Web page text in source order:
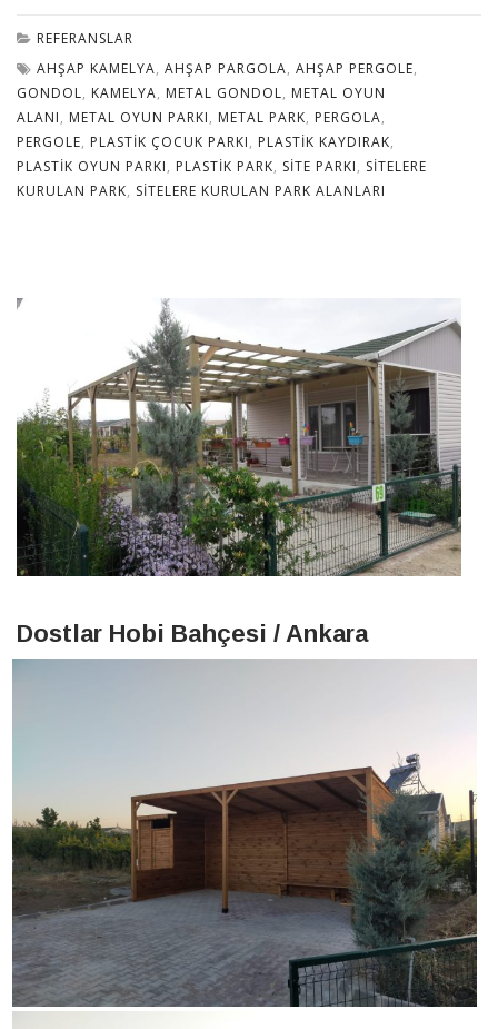
REFERANSLAR
AHŞAP KAMELYA, AHŞAP PARGOLA, AHŞAP PERGOLE,
GONDOL, KAMELYA, METAL GONDOL, METAL OYUN
ALANI, METAL OYUN PARKI, METAL PARK, PERGOLA,
PERGOLE, PLASTIK ÇOCUK PARKI, PLASTIK KAYDIRAK,
PLASTIK OYUN PARKI, PLASTIK PARK, SITE PARKI, SITELERE
KURULAN PARK, SITELERE KURULAN PARK ALANLARI
Dostlar Hobi Bahçesi / Ankara